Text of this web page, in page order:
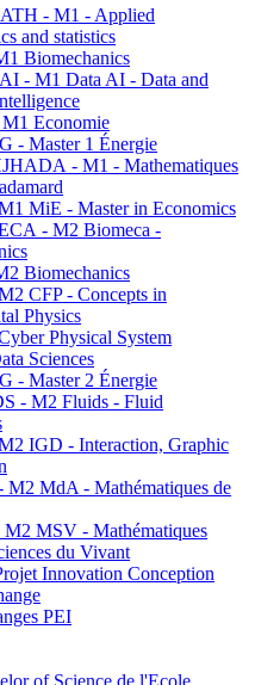
- M1 - Applied
and statistics
Biomechanics
- M1 Data AI - Data and
Economie
- Master 1 Énergie
- M1 - Mathematiques
MiE - Master in Economics
- M2 Biomeca -
Biomechanics
CFP - Concepts in
Physics
Physical System
Sciences
- Master 2 Énergie
- M2 Fluids - Fluid
IGD - Interaction, Graphic
MdA - Mathématiques de
MSV - Mathématiques
du Vivant
Innovation Conception
PEI
of Science de l'Ecole